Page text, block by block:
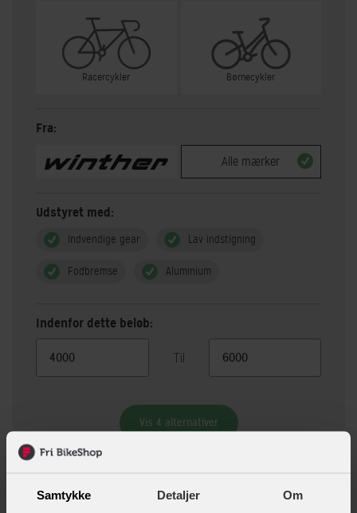
Samtykke Detaljer Om
Racercykler Børnecykler
Fra:
Alle mærker
Udstyret med:
Indvendige gear Lav indstigning
Fodbremse Aluminium
Indenfor dette beløb:
Til
Vis 4 alternativer